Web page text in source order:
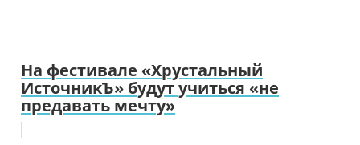
На фестивале «Хрустальный
ИсточникЪ» будут учиться «не
предавать мечту»